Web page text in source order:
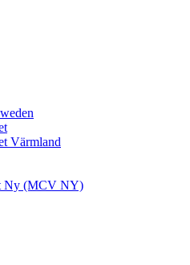
Värmland
Ny (MCV NY)